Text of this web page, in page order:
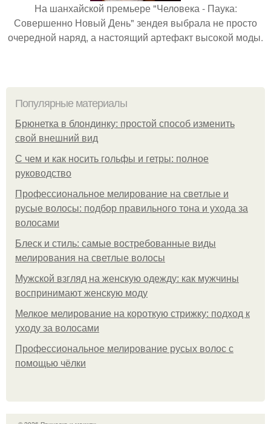
На шанхайской премьере "Человека - Паука:
Совершенно Новый День" зендея выбрала не просто
очередной наряд, а настоящий артефакт высокой моды.
Популярные материалы
Брюнетка в блондинку: простой способ изменить
свой внешний вид
С чем и как носить гольфы и гетры: полное
руководство
Профессиональное мелирование на светлые и
русые волосы: подбор правильного тона и ухода за
волосами
Блеск и стиль: самые востребованные виды
мелирования на светлые волосы
Мужской взгляд на женскую одежду: как мужчины
воспринимают женскую моду
Мелкое мелирование на короткую стрижку: подход к
уходу за волосами
Профессиональное мелирование русых волос с
помощью чёлки